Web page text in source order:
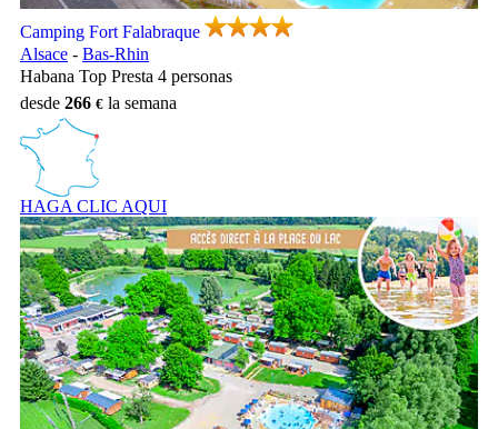
Camping Fort Falabraque, Camping Alsace
Camping Fort Falabraque
Alsace - Bas-Rhin
Habana Top Presta 4 personas
desde 266 la semana
HAGA CLIC AQUI